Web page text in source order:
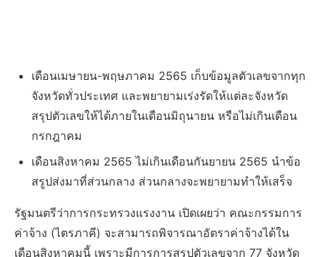
เดือนเมษายน-พฤษภาคม 2565 เก็บข้อมูลตัวเลขจากทุก
จังหวัดทั่วประเทศ และพยายามเร่งรัดให้แต่ละจังหวัด
สรุปตัวเลขให้ได้ภายในเดือนมิถุนายน หรือไม่เกินเดือน
กรกฎาคม
เดือนสิงหาคม 2565 ไม่เกินเดือนกันยายน 2565 นำข้อ
สรูปส่งมาที่ส่วนกลาง ส่วนกลางจะพยายามทำให้เสร็จ
รัฐมนตรีว่าการกระทรวงแรงงาน เปิดเผยว่า คณะกรรมการ
ค่าจ้าง (ไตรภาคี) จะสามารถพิจารณาอัตราค่าจ้างได้ใน
เดือนสิงหาคมนี้ เพราะมีการการสรุปตัวเลขจาก 77 จังหวัด